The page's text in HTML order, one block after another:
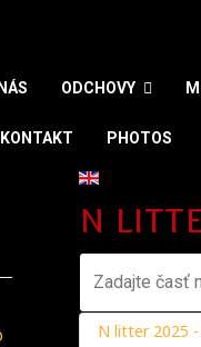
ODCHOVY
KONTAKT PHOTOS
Vyberte váš
n
N litter 2025